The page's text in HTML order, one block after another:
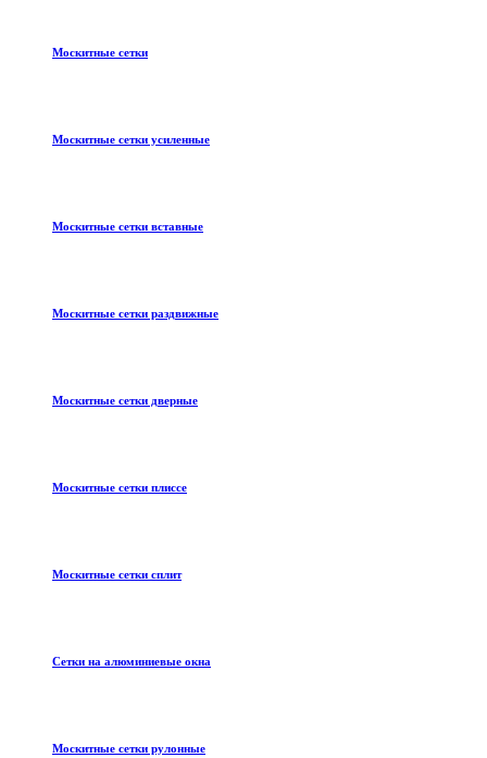
Москитные сетки
Москитные сетки усиленные
Москитные сетки вставные
Москитные сетки раздвижные
Москитные сетки дверные
Москитные сетки плиссе
Москитные сетки сплит
Сетки на алюминиевые окна
Москитные сетки рулонные